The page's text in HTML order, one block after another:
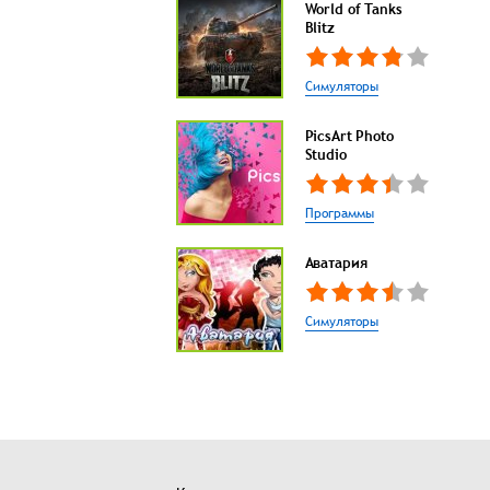
World of Tanks
Blitz
Симуляторы
PicsArt Photo
Studio
Программы
Аватария
Симуляторы